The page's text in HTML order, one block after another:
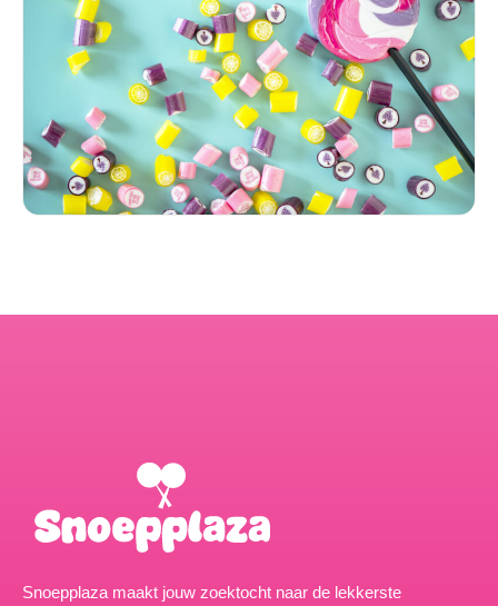
Snoepplaza maakt jouw zoektocht naar de lekkerste